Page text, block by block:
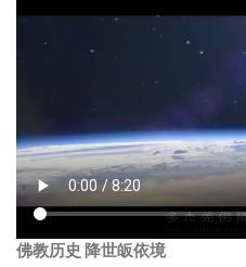
佛教历史 降世皈依境